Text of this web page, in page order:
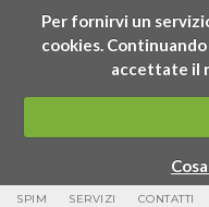
Per fornirvi un
cookies.
accettate il
SPIM SERVIZI CONTATTI